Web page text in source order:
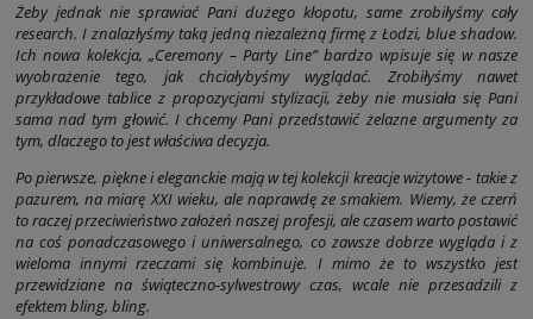
Żeby jednak nie sprawiać Pani dużego kłopotu, same zrobiłyśmy cały
research. I znalazłyśmy taką jedną niezależną firmę z Łodzi, blue shadow.
Ich nowa kolekcja, „Ceremony – Party Line” bardzo wpisuje się w nasze
wyobrażenie tego, jak chciałybyśmy wyglądać. Zrobiłyśmy nawet
przykładowe tablice z propozycjami stylizacji, żeby nie musiała się Pani
sama nad tym głowić. I chcemy Pani przedstawić żelazne argumenty za
tym, dlaczego to jest właściwa decyzja.
Po pierwsze, piękne i eleganckie mają w tej kolekcji kreacje wizytowe - takie z
pazurem, na miarę XXI wieku, ale naprawdę ze smakiem. Wiemy, że czerń
to raczej przeciwieństwo założeń naszej profesji, ale czasem warto postawić
na coś ponadczasowego i uniwersalnego, co zawsze dobrze wygląda i z
wieloma innymi rzeczami się kombinuje. I mimo że to wszystko jest
przewidziane na świąteczno-sylwestrowy czas, wcale nie przesadzili z
efektem bling, bling.